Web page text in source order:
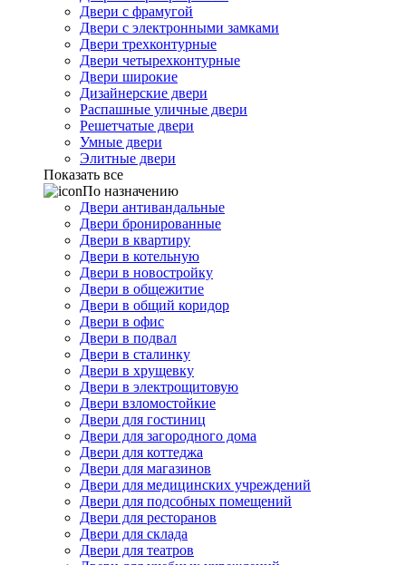
Двери с фрамугой
Двери с электронными замками
Двери трехконтурные
Двери четырехконтурные
Двери широкие
Дизайнерские двери
Распашные уличные двери
Решетчатые двери
Умные двери
Элитные двери
Показать все
По назначению
Двери антивандальные
Двери бронированные
Двери в квартиру
Двери в котельную
Двери в новостройку
Двери в общежитие
Двери в общий коридор
Двери в офис
Двери в подвал
Двери в сталинку
Двери в хрущевку
Двери в электрощитовую
Двери взломостойкие
Двери для гостиниц
Двери для загородного дома
Двери для коттеджа
Двери для магазинов
Двери для медицинских учреждений
Двери для подсобных помещений
Двери для ресторанов
Двери для склада
Двери для театров